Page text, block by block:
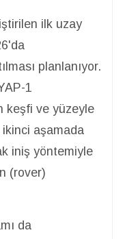
ilk uzay
planlanıyor.
1
keşfi ve yüzeyle
aşamada
iniş yöntemiyle
(rover)
da